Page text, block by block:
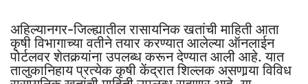
अहिल्यानगर-जिल्ह्यातील रासायनिक खतांची माहिती आता
कृषी विभागाच्या वतीने तयार करण्यात आलेल्या ऑनलाईन
पोर्टलवर शेतकर्‍यांना उपलब्ध करून देण्यात आली आहे. यात
तालुकानिहाय प्रत्येक कृषी केंद्रात शिल्लक असणार्‍या विविध